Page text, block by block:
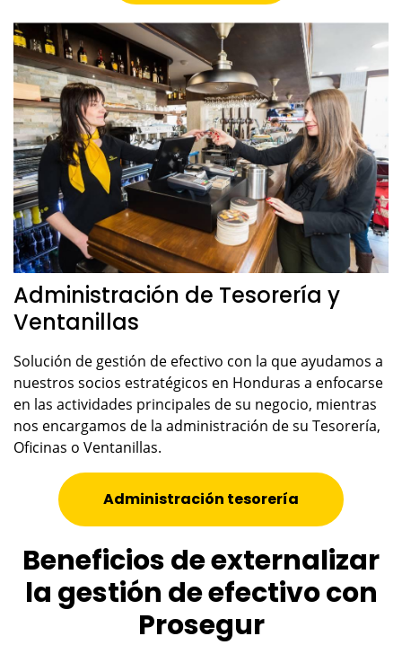
Administración de Tesorería y
Ventanillas
Solución de gestión de efectivo con la que ayudamos a
nuestros socios estratégicos en Honduras a enfocarse
en las actividades principales de su negocio, mientras
nos encargamos de la administración de su Tesorería,
Oficinas o Ventanillas.
Administración tesorería
Beneficios de externalizar
la gestión de efectivo con
Prosegur